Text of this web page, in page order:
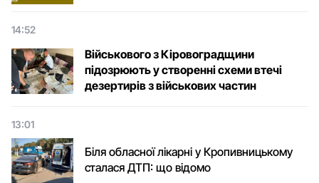
14:52
Військового з Кіровоградщини
підозрюють у створенні схеми втечі
дезертирів з військових частин
13:01
Біля обласної лікарні у Кропивницькому
сталася ДТП: що відомо